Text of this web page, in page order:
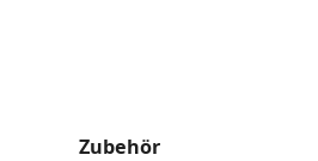
Produktgalerie überspringen
Zubehör